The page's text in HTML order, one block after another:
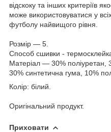
відскоку та інших критеріїв
може використовуватися у
футболу найвищого рівня.
Розмір — 5.
Способ сшивки -
Матеріал — 30% поліуретан,
30% синтетична гума, 10%
Колір: білий.
Оригінальний продукт.
Приховати